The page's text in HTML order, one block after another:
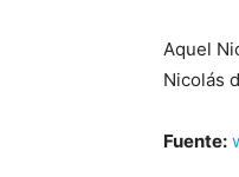
Aquel
Nicolás
Fuente: